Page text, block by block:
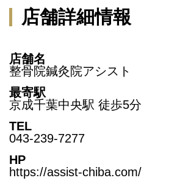
店舗詳細情報
店舗名
整骨院鍼灸院アシスト
最寄駅
京成千葉中央駅 徒歩5分
TEL
043-239-7277
HP
https://assist-chiba.com/